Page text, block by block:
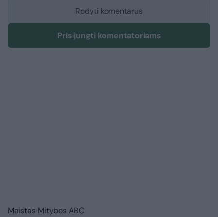
Rodyti komentarus
Prisijungti komentatoriams
Maistas Mitybos ABC